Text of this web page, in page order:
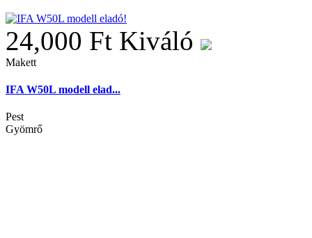
24,000 Ft Kiváló
Makett
IFA W50L modell elad...
Pest
Gyömrő